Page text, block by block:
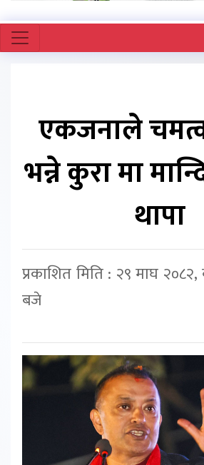
एकजनाले
भन्ने कुरा मा
थापा
प्रकाशित मिति : २९ माघ
बजे